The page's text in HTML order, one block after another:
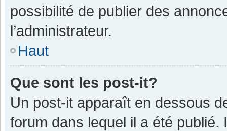
possibilité de publier des
l’administrateur.
Haut
Que sont les post-it?
Un post-it apparaît en dessous
forum dans lequel il a été